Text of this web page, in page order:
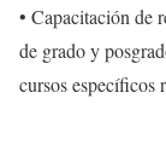
• Capacitación de
de grado y
cursos